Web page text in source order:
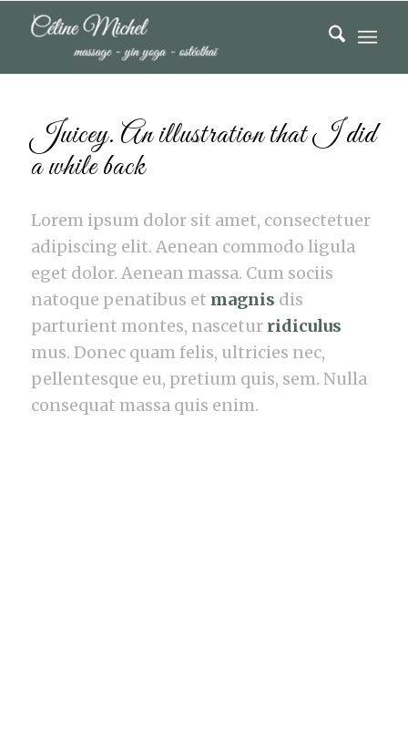
Juicey. An illustration that I did
a while back
Lorem ipsum dolor sit amet, consectetuer
adipiscing elit. Aenean commodo ligula
eget dolor. Aenean massa. Cum sociis
natoque penatibus et magnis dis
parturient montes, nascetur ridiculus
mus. Donec quam felis, ultricies nec,
pellentesque eu, pretium quis, sem. Nulla
consequat massa quis enim.